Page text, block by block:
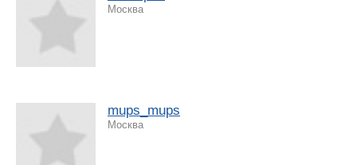
Москва
mups_mups
Москва